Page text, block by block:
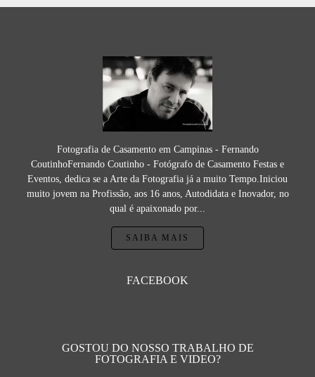
Fotografia de Casamento em Campinas - Fernando
CoutinhoFernando Coutinho - Fotógrafo de Casamento Festas e
Eventos, dedica se a Arte da Fotografia já a muito Tempo.Iniciou
muito jovem na Profissão, aos 16 anos, Autodidata e Inovador, no
qual é apaixonado por...
SAIBA MAIS
FACEBOOK
GOSTOU DO NOSSO TRABALHO DE
FOTOGRAFIA E VIDEO?